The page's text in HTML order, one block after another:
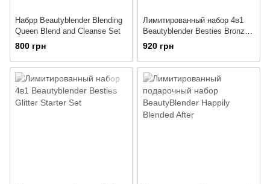
Набрр Beautyblender Blending
Queen Blend and Cleanse Set
800 грн
Лимитированный набор 4в1
Beautyblender Besties Bronze
Starter Set
920 грн